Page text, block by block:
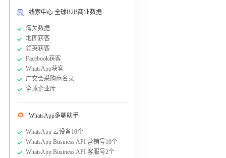
线索中心 全球B2B商业数据
海关数据
地图获客
领英获客
Facebook获客
WhatsApp获客
广交会采购商名录
全球企业库
WhatsApp多聊助手
WhatsApp 云设备10个
WhatsApp Business API 营销号10个
WhatsApp Business API 客服号2个